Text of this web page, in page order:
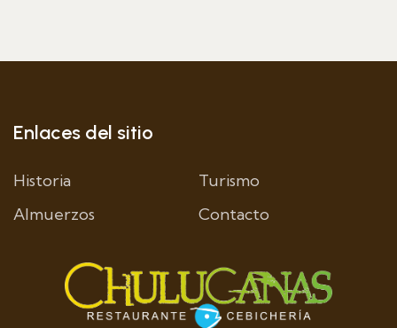
Enlaces del sitio
Historia
Turismo
Almuerzos
Contacto